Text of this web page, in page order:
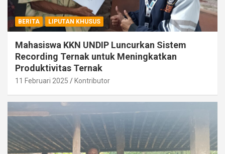
BERITA LIPUTAN KHUSUS
Mahasiswa KKN UNDIP Luncurkan Sistem
Recording Ternak untuk Meningkatkan
Produktivitas Ternak
11 Februari 2025 Kontributor